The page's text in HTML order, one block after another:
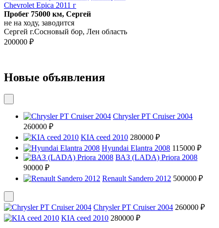
Chevrolet Epica 2011 г
Пробег 75000 км, Сергей
не на ходу, заводится
Сергей г.Сосновый бор, Лен область
200000 ₽
Новые объявления
Chrysler PT Cruiser 2004
260000 ₽
KIA ceed 2010 280000 ₽
Hyundai Elantra 2008 115000 ₽
ВАЗ (LADA) Priora 2008
90000 ₽
Renault Sandero 2012 500000 ₽
Chrysler PT Cruiser 2004 260000 ₽
KIA ceed 2010 280000 ₽